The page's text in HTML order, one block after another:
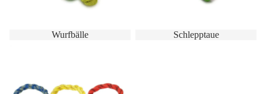
Wurfbälle
Schlepptaue